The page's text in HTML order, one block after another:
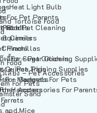
Tortoise Food
Food
ลี้ยง – Pet Accessories
For Pets
Sand
Food
Heat Light Bulb
For Pet Parents
ด – Pet Cleaning
Carriers
Prams
ลี้ยง – Pet Grooming
ง – Pet Training Supplies
ง – Gadgets For Pets
Accessories For
Rabbits
Squirrels
– For Sugar Gliders
Guinea Pigs
For Mammals
Hamsters
and Mice